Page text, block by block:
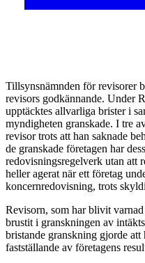
Tillsynsnämnden för revisorer
revisors godkännande. Under
upptäcktes allvarliga brister i
myndigheten granskade. I tre
revisor trots att han saknade
de granskade företagen har
redovisningsregelverk utan att
heller agerat när ett företag
koncernredovisning, trots
Revisorn, som har blivit
brustit i granskningen av
bristande granskning gjorde
fastställande av företagens